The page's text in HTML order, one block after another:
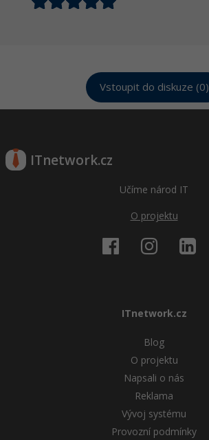
Vstoupit do diskuze (0)
ITnetwork.cz
Učíme národ IT
O projektu
ITnetwork.cz
Blog
O projektu
Napsali o nás
Reklama
Vývoj systému
Provozní podmínky